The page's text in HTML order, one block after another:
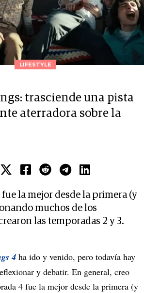
LIFESTYLE
trasciende una pista
aterradora sobre la
la mejor desde la primera (y
muchos de los
las temporadas 2 y 3.
4 ha ido y venido, pero todavía hay
y debatir. En general, creo
4 fue la mejor desde la primera (y